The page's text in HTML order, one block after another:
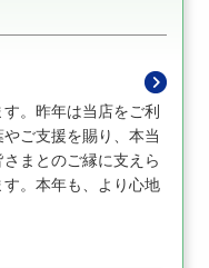
。昨年は当店をご利
ご支援を賜り、本当
まとのご縁に支えら
。本年も、より心地